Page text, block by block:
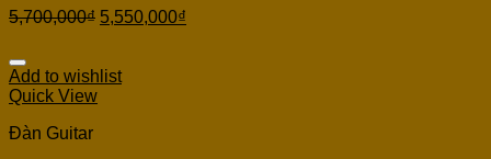
5,700,000₫ 5,550,000₫
Add to wishlist
Quick View
Đàn Guitar